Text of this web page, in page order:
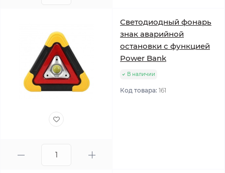
Светодиодный фонарь
знак аварийной
остановки с функцией
Power Bank
В наличии
Код товара: 161